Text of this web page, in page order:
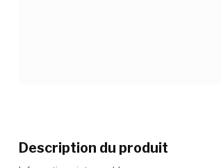
Description du produit